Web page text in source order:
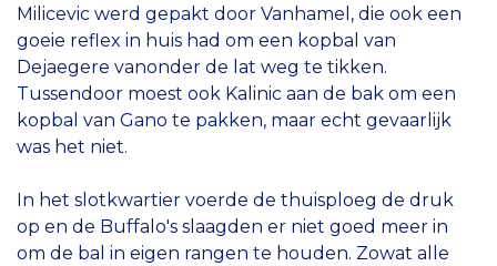
Milicevic werd gepakt door Vanhamel, die ook een
goeie reflex in huis had om een kopbal van
Dejaegere vanonder de lat weg te tikken.
Tussendoor moest ook Kalinic aan de bak om een
kopbal van Gano te pakken, maar echt gevaarlijk
was het niet.
In het slotkwartier voerde de thuisploeg de druk
op en de Buffalo's slaagden er niet goed meer in
om de bal in eigen rangen te houden. Zowat alle